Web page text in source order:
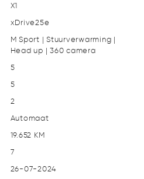
X1
xDrive25e
M Sport | Stuurverwarming |
Head up | 360 camera
5
5
2
Automaat
19.652 KM
7
26-07-2024